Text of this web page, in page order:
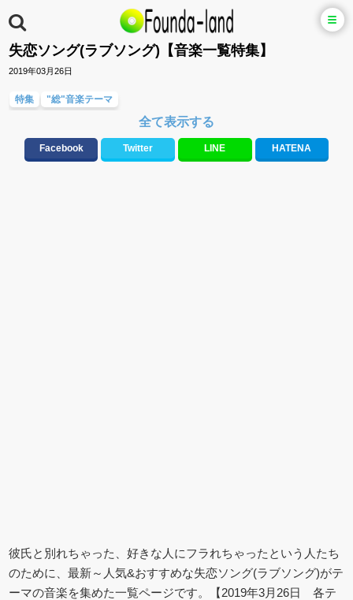
失恋ソング(ラブソング)【音楽一覧特集】
2019年03月26日
特集 "総"音楽テーマ
全て表示する
Facebook Twitter LINE HATENA
彼氏と別れちゃった、好きな人にフラれちゃったという人たち
のために、最新～人気&おすすめな失恋ソング(ラブソング)がテ
ーマの音楽を集めた一覧ページです。【2019年3月26日 各テ